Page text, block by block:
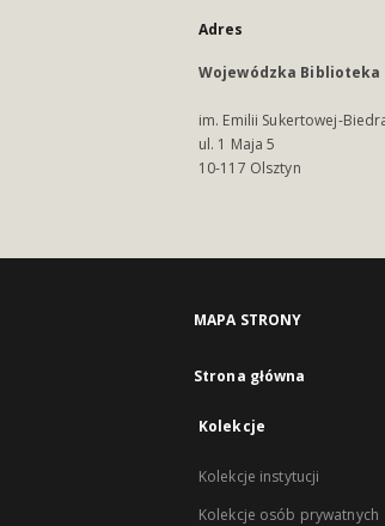
Adres
Wojewódzka Biblioteka
im. Emilii Sukertowej-
ul. 1 Maja 5
10-117 Olsztyn
MAPA STRONY
Strona główna
Kolekcje
Kolekcje instytucji
Kolekcje osób prywatnych